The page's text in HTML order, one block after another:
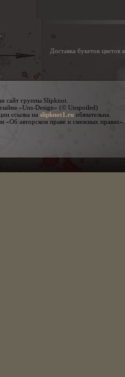
Доставка букетов цветов
сайт группы Slipknot.
«Uns-Design» (© Unspoiled)
ссылка на slipknot1.ru обязательна.
«Об авторском праве и смежных